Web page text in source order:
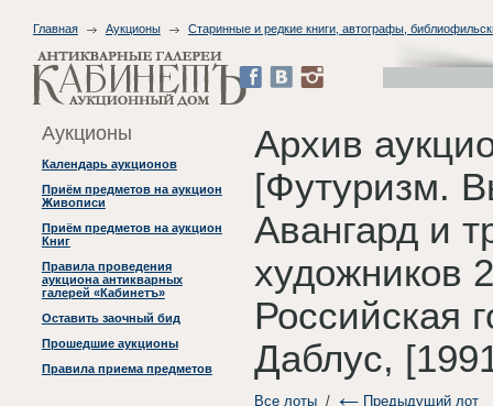
Главная Аукционы Старинные и редкие книги, автографы,
Аукционы
Календарь аукционов
Приём предметов на аукцион
Живописи
Приём предметов на аукцион
Книг
Правила проведения
аукциона антикварных
галерей «Кабинетъ»
Оставить заочный бид
Прошедшие аукционы
Правила приема предметов
Архив
[Футуризм.
Авангард и
художников
Российская
Даблус,
Все лоты/ Предыдущий лот